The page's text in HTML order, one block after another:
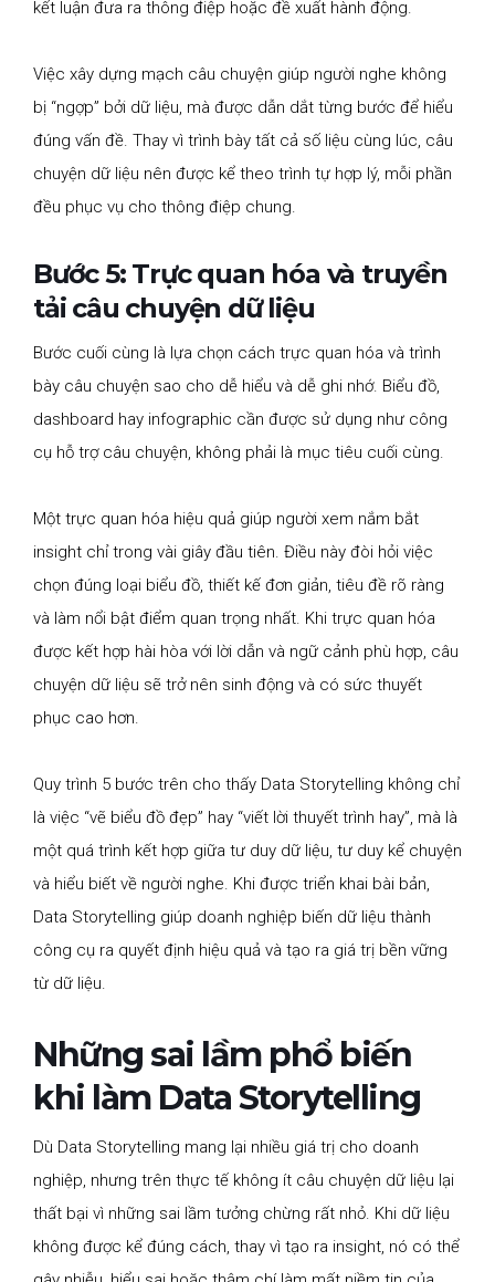
kết luận đưa ra thông điệp hoặc đề xuất hành động.
Việc xây dựng mạch câu chuyện giúp người nghe không
bị “ngợp” bởi dữ liệu, mà được dẫn dắt từng bước để hiểu
đúng vấn đề. Thay vì trình bày tất cả số liệu cùng lúc, câu
chuyện dữ liệu nên được kể theo trình tự hợp lý, mỗi phần
đều phục vụ cho thông điệp chung.
Bước 5: Trực quan hóa và truyền
tải câu chuyện dữ liệu
Bước cuối cùng là lựa chọn cách trực quan hóa và trình
bày câu chuyện sao cho dễ hiểu và dễ ghi nhớ. Biểu đồ,
dashboard hay infographic cần được sử dụng như công
cụ hỗ trợ câu chuyện, không phải là mục tiêu cuối cùng.
Một trực quan hóa hiệu quả giúp người xem nắm bắt
insight chỉ trong vài giây đầu tiên. Điều này đòi hỏi việc
chọn đúng loại biểu đồ, thiết kế đơn giản, tiêu đề rõ ràng
và làm nổi bật điểm quan trọng nhất. Khi trực quan hóa
được kết hợp hài hòa với lời dẫn và ngữ cảnh phù hợp, câu
chuyện dữ liệu sẽ trở nên sinh động và có sức thuyết
phục cao hơn.
Quy trình 5 bước trên cho thấy Data Storytelling không chỉ
là việc “vẽ biểu đồ đẹp” hay “viết lời thuyết trình hay”, mà là
một quá trình kết hợp giữa tư duy dữ liệu, tư duy kể chuyện
và hiểu biết về người nghe. Khi được triển khai bài bản,
Data Storytelling giúp doanh nghiệp biến dữ liệu thành
công cụ ra quyết định hiệu quả và tạo ra giá trị bền vững
từ dữ liệu.
Những sai lầm phổ biến
khi làm Data Storytelling
Dù Data Storytelling mang lại nhiều giá trị cho doanh
nghiệp, nhưng trên thực tế không ít câu chuyện dữ liệu lại
thất bại vì những sai lầm tưởng chừng rất nhỏ. Khi dữ liệu
không được kể đúng cách, thay vì tạo ra insight, nó có thể